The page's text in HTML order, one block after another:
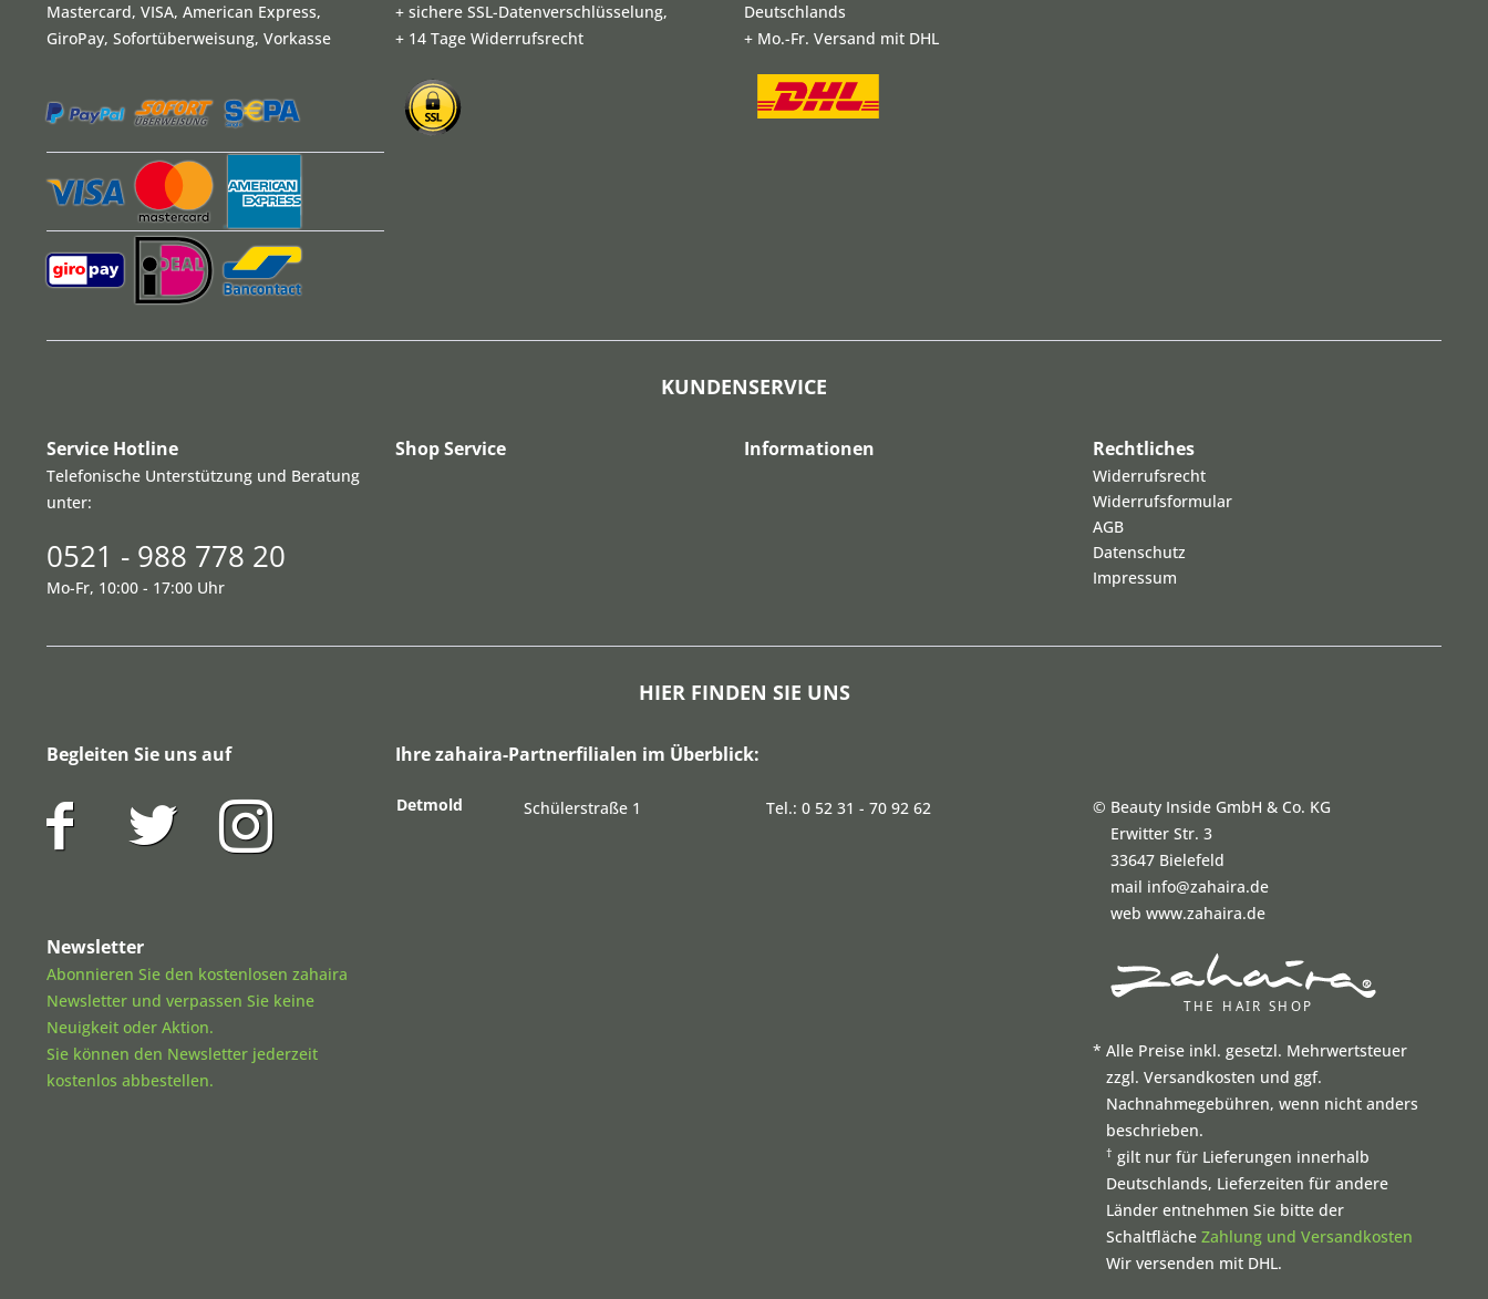
Mastercard, VISA, American Express,
GiroPay, Sofortüberweisung, Vorkasse
+ sichere SSL-Datenverschlüsselung,
+ 14 Tage Widerrufsrecht
Deutschlands
+ Mo.-Fr. Versand mit DHL
KUNDENSERVICE
Service Hotline
Telefonische Unterstützung und Beratung
unter:
0521 - 988 778 20
Mo-Fr, 10:00 - 17:00 Uhr
Shop Service Informationen Rechtliches
Widerrufsrecht
Widerrufsformular
AGB
Datenschutz
Impressum
HIER FINDEN SIE UNS
Begleiten Sie uns auf
Newsletter
Abonnieren Sie den kostenlosen zahaira
Newsletter und verpassen Sie keine
Neuigkeit oder Aktion.
Sie können den Newsletter jederzeit
kostenlos abbestellen.
Ihre zahaira-Partnerfilialen im Überblick:
Detmold Schülerstraße 1 Tel.: 0 52 31 - 70 92 62 © Beauty Inside GmbH & Co. KG
Erwitter Str. 3
33647 Bielefeld
mail info@zahaira.de
web www.zahaira.de
* Alle Preise inkl. gesetzl. Mehrwertsteuer
zzgl. Versandkosten und ggf.
Nachnahmegebühren, wenn nicht anders
beschrieben.
† gilt nur für Lieferungen innerhalb
Deutschlands, Lieferzeiten für andere
Länder entnehmen Sie bitte der
Schaltfläche Zahlung und Versandkosten
Wir versenden mit DHL.